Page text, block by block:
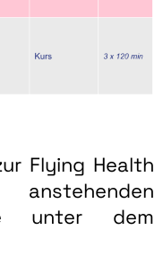
Flying Health
unter dem